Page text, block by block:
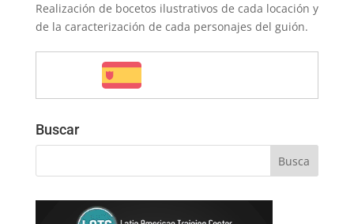
Realización de bocetos ilustrativos de cada locación y
de la caracterización de cada personajes del guión.
Buscar